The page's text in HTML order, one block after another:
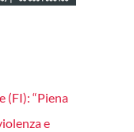
(FI): “Piena
e